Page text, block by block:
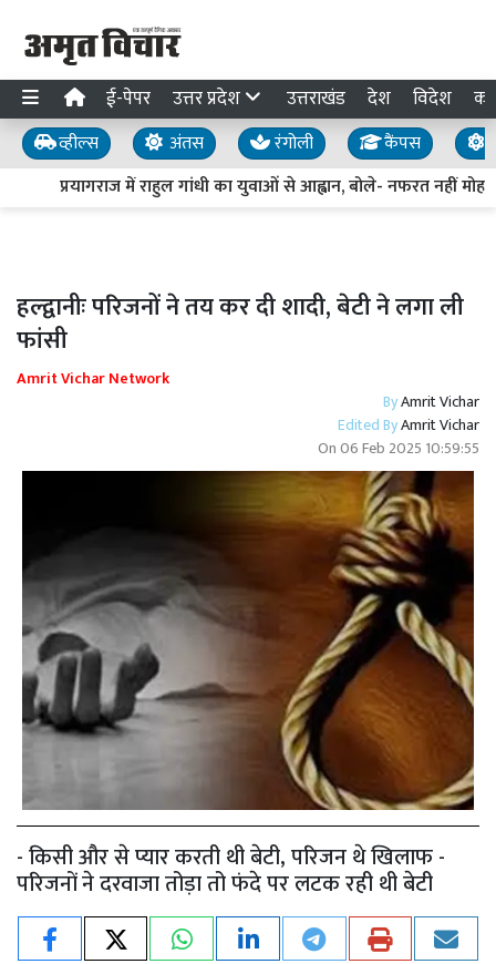
ई-पेपर उत्तर प्रदेश उत्तराखंड देश विदेश
व्हील्स अंतस रंगोली कैंपस
प्रयागराज में राहुल गांधी का युवाओं से आह्वान, बोले- नफरत नहीं
हल्द्वानीः परिजनों ने तय कर दी शादी, बेटी ने लगा ली
फांसी
Amrit Vichar Network
ByAmrit Vichar
Edited ByAmrit Vichar
On06 Feb 2025 10:59:55
- किसी और से प्यार करती थी बेटी, परिजन थे खिलाफ -
परिजनों ने दरवाजा तोड़ा तो फंदे पर लटक रही थी बेटी